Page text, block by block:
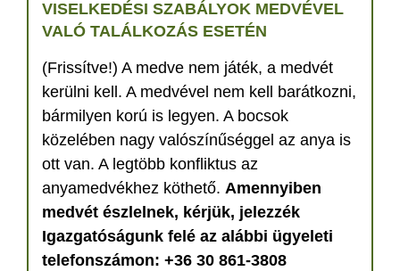
VISELKEDÉSI SZABÁLYOK MEDVÉVEL
VALÓ TALÁLKOZÁS ESETÉN
(Frissítve!) A medve nem játék, a medvét
kerülni kell. A medvével nem kell barátkozni,
bármilyen korú is legyen. A bocsok
közelében nagy valószínűséggel az anya is
ott van. A legtöbb konfliktus az
anyamedvékhez köthető. Amennyiben
medvét észlelnek, kérjük, jelezzék
Igazgatóságunk felé az alábbi ügyeleti
telefonszámon: +36 30 861-3808